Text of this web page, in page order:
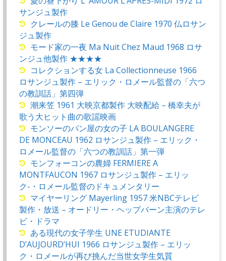
サンジュ製作
クレールの膝 Le Genou de Claire 1970 仏ロサン
ジュ製作
モード家の一夜 Ma Nuit Chez Maud 1968 ロサ
ンジュ他製作 ★★★★
コレクションする女 La Collectionneuse 1966
ロサンジュ製作 – エリック・ロメール監督の「六つ
の教訓話」第四弾
潮来笠 1961 大映京都製作 大映配給 – 橋幸夫が
歌う大ヒット曲の歌謡映画
モンソーのパン屋の女の子 LA BOULANGERE
DE MONCEAU 1962 ロサンジュ製作 – エリック・
ロメール監督の「六つの教訓話」第一弾
モンフォーコンの農婦 FERMIERE A
MONTFAUCON 1967 ロサンジュ製作 – エリッ
ク-・ロメール監督のドキュメンタリー
マイヤーリング Mayerling 1957 米NBCテレビ
製作・放送 – オードリー・ヘップバーン主演のテレ
ビ・ドラマ
ある現代の女子学生 UNE ETUDIANTE
D’AUJOURD’HUI 1966 ロサンジュ製作 – エリッ
ク・ロメールが再び挑んだ当世女学生気質